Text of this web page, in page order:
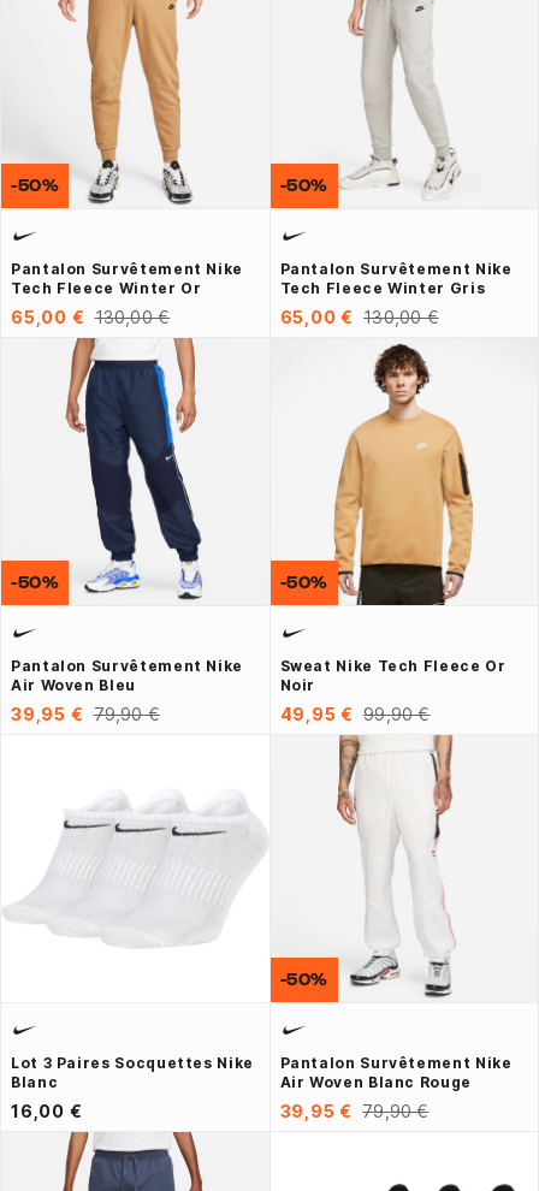
Pantalon Survêtement Nike
Tech Fleece Winter Or
65,00 € 130,00 €
-50%
Pantalon Survêtement Nike
Tech Fleece Winter Gris
65,00 € 130,00 €
-50%
Pantalon Survêtement Nike
Air Woven Bleu
39,95 € 79,90 €
-50%
Sweat Nike Tech Fleece Or
Noir
49,95 € 99,90 €
-50%
Lot 3 Paires Socquettes Nike
Blanc
16,00 €
Pantalon Survêtement Nike
Air Woven Blanc Rouge
39,95 € 79,90 €
-50%